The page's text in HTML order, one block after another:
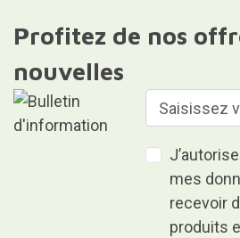
Profitez de nos
nouvelles
mes
recevoir
produits